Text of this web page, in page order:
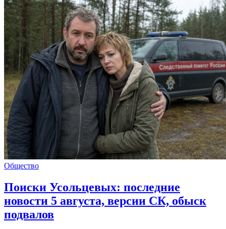
Общество
Поиски Усольцевых: последние
новости 5 августа, версии СК, обыск
подвалов